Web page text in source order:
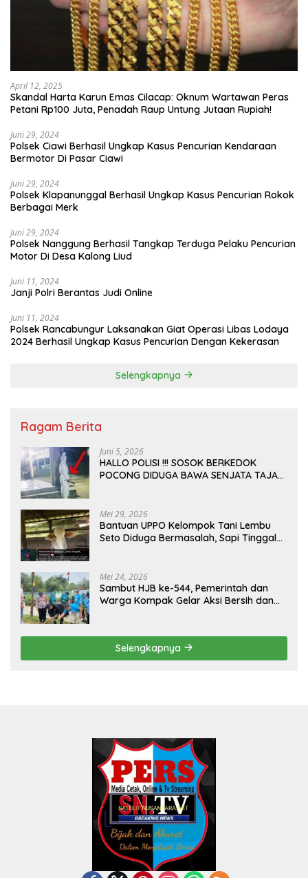
April 12, 2025
Skandal Harta Karun Emas Cilacap: Oknum Wartawan Peras
Petani Rp100 Juta, Penadah Raup Untung Jutaan Rupiah!
Juni 29, 2024
Polsek Ciawi Berhasil Ungkap Kasus Pencurian Kendaraan
Bermotor Di Pasar Ciawi
Juni 29, 2024
Polsek Klapanunggal Berhasil Ungkap Kasus Pencurian Rokok
Berbagai Merk
Juni 29, 2024
Polsek Nanggung Berhasil Tangkap Terduga Pelaku Pencurian
Motor Di Desa Kalong Liud
Juni 11, 2024
Janji Polri Berantas Judi Online
Juni 11, 2024
Polsek Rancabungur Laksanakan Giat Operasi Libas Lodaya
2024 Berhasil Ungkap Kasus Pencurian Dengan Kekerasan
Selengkapnya
Ragam Berita
Juni 5, 2026
HALLO POLISI !!! SOSOK BERKEDOK
POCONG DIDUGA BAWA SENJATA TAJAM
Mei 29, 2026
Bantuan UPPO Kelompok Tani Lembu
Seto Diduga Bermasalah, Sapi Tinggal
Mei 24, 2026
Sambut HJB ke-544, Pemerintah dan
Warga Kompak Gelar Aksi Bersih dan
Selengkapnya